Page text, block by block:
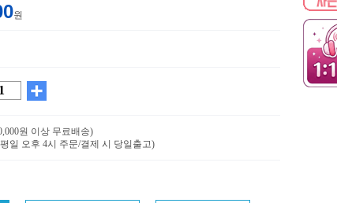
원
원 이상 무료배송)
일 오후 4시 주문/결제 시 당일출고)